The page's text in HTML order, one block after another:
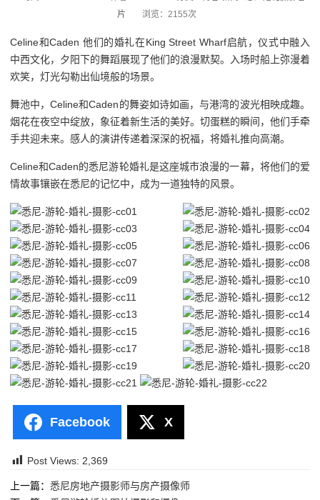
片
浏览：2155次
Celine和Caden 他们的婚礼在King Street Wharf启航，仪式中融入
中西文化，夕阳下的舞蹈展现了他们的浪漫默契。入场时船上弥漫着
欢笑，灯光勾勒出仙境般的场景。
舞池中，Celine和Caden的舞姿如诗如画，与港湾的波光相映成趣。
烟花在夜空中绽放，象征着新生活的美好。切蛋糕的瞬间，他们手牵
手共迎未来。感人的演讲传递着深深的祝福，将婚礼推向高潮。
Celine和Caden的悉尼游轮婚礼是这座城市浪漫的一幕，将他们的爱
情故事镶嵌在悉尼的记忆中，成为一道独特的风景。
Facebook X
Post Views: 2,369
上一篇： 悉尼房地产摄影师与房产摄像师